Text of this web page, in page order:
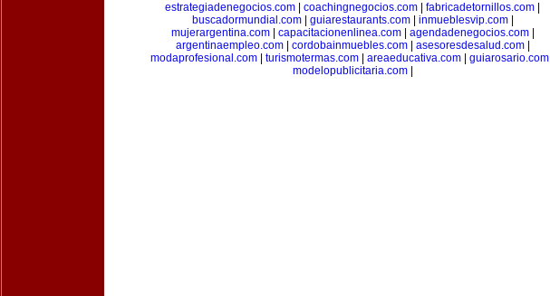
estrategiadenegocios.com
coachingnegocios.com fabricadetornillos.com
buscadormundial.com| guiarestaurants.com| inmueblesvip.com|
mujerargentina.com| capacitacionenlinea.com| agendadenegocios.com|
argentinaempleo.com| cordobainmuebles.com| asesoresdesalud.com|
modaprofesional.com
turismotermas.com areaeducativa.com guiarosario.com
modelopublicitaria.com|